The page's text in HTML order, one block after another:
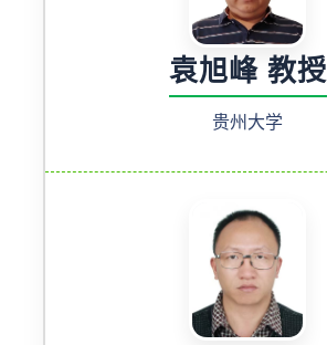
袁旭峰 教授
贵州大学